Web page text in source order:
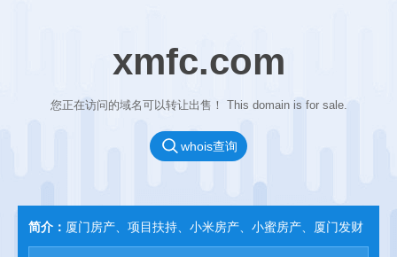
xmfc.com
您正在访问的域名可以转让出售！ This domain is for sale.
whois查询
简介： 厦门房产、项目扶持、小米房产、小蜜房产、厦门发财